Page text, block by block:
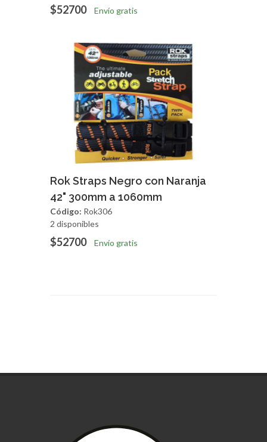
$52700 Envío gratis
Agregar Vista Rapida
Rok Straps Negro con Naranja
42" 300mm a 1060mm
Código: Rok306
2 disponibles
$52700 Envío gratis